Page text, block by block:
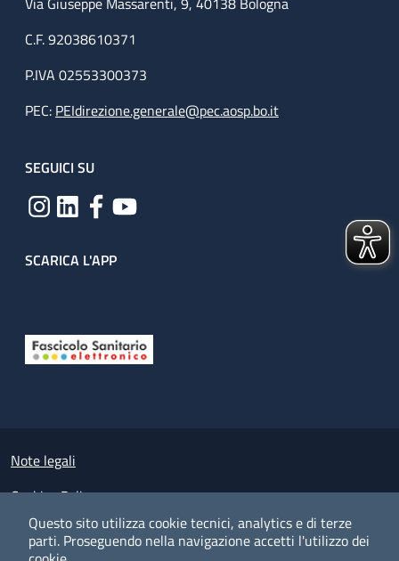
Questo sito utilizza cookie tecnici, analytics e di terze
parti. Proseguendo nella navigazione accetti l'utilizzo dei
C.F. 92038610371
P.IVA 02553300373
PEC: PEIdirezione.generale@pec.aosp.bo.it
SEGUICI SU
SCARICA L'APP
Small prints
Note legali
Cookies Policy
Policy privacy e protezione del dato personale